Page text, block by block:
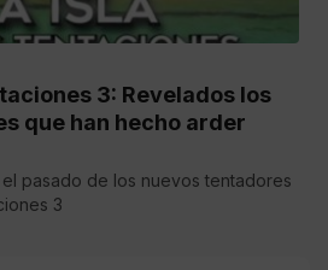
3: Revelados los
que han hecho arder
pasado de los nuevos tentadores
3